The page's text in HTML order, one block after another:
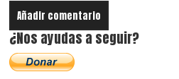
¿Nos ayudas a seguir?